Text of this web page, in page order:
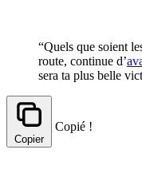
“Quels que soient
route, continue d’
sera ta plus belle
Copier
Copié !